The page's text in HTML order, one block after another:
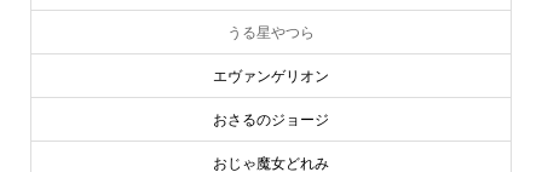
うる星やつら
エヴァンゲリオン
おさるのジョージ
おじゃ魔女どれみ